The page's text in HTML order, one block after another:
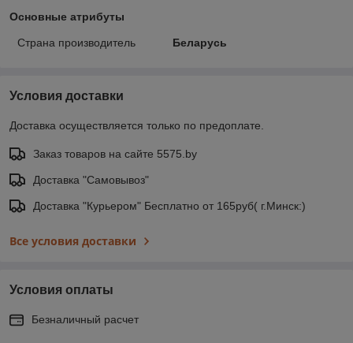
Основные атрибуты
Страна производитель Беларусь
Условия доставки
Доставка осуществляется только по предоплате.
Заказ товаров на сайте 5575.by
Доставка "Самовывоз"
Доставка "Курьером" Бесплатно от 165руб( г.Минск:)
Все условия доставки
Условия оплаты
Безналичный расчет